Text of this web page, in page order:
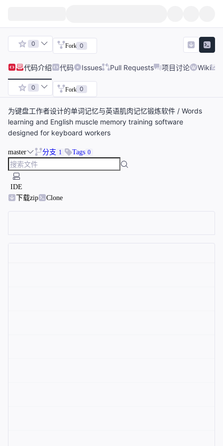
0 Fork 0
代码介绍 代码 Issues Pull Requests 项目讨论 Wiki
0 Fork 0
为键盘工作者设计的单词记忆与英语肌肉记忆锻炼软件 / Words
learning and English muscle memory training software
designed for keyboard workers
master 分支 1 Tags 0
IDE
下载zip
Clone